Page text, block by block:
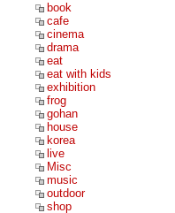
book
cafe
cinema
drama
eat
eat with kids
exhibition
frog
gohan
house
korea
live
Misc
music
outdoor
shop